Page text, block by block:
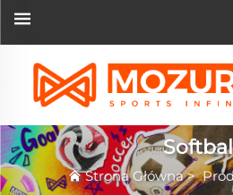
Strona Główna>